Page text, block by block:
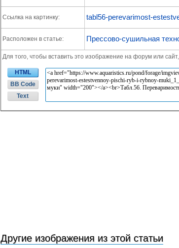
Ссылка на картинку: tabl56-perevarimost-
Расположен в статье: Прессово-сушильная
Для того, чтобы вставить это изображение на форум или
HTML
BB Code
Text
Другие изображения из этой статьи